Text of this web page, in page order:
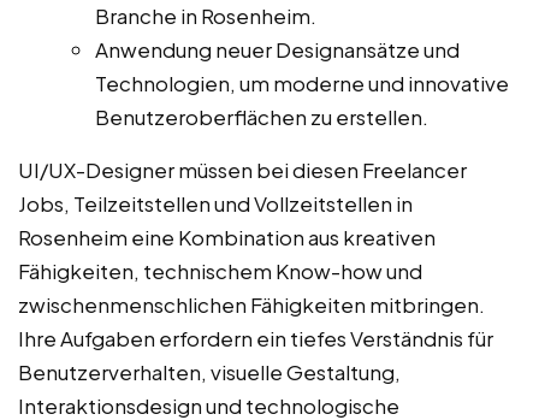
Branche in Rosenheim.
Anwendung neuer Designansätze und
Technologien, um moderne und innovative
Benutzeroberflächen zu erstellen.
UI/UX-Designer müssen bei diesen Freelancer
Jobs, Teilzeitstellen und Vollzeitstellen in
Rosenheim eine Kombination aus kreativen
Fähigkeiten, technischem Know-how und
zwischenmenschlichen Fähigkeiten mitbringen.
Ihre Aufgaben erfordern ein tiefes Verständnis für
Benutzerverhalten, visuelle Gestaltung,
Interaktionsdesign und technologische